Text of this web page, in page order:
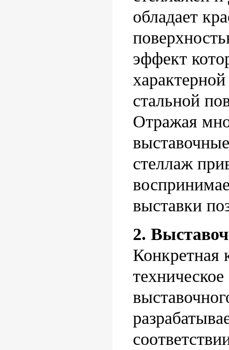
обладает
эффект
стальной
Отражая
стеллаж
выставки
2.
Конкретная